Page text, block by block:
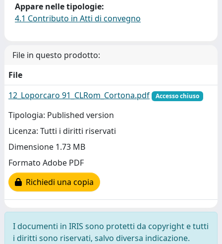
Appare nelle tipologie:
4.1 Contributo in Atti di convegno
File in questo prodotto:
File
12_Loporcaro 91_CLRom_Cortona.pdf
Accesso chiuso
Tipologia: Published version
Licenza: Tutti i diritti riservati
Dimensione 1.73 MB
Formato Adobe PDF
Richiedi una copia
I documenti in IRIS sono protetti da copyright e tutti
i diritti sono riservati, salvo diversa indicazione.